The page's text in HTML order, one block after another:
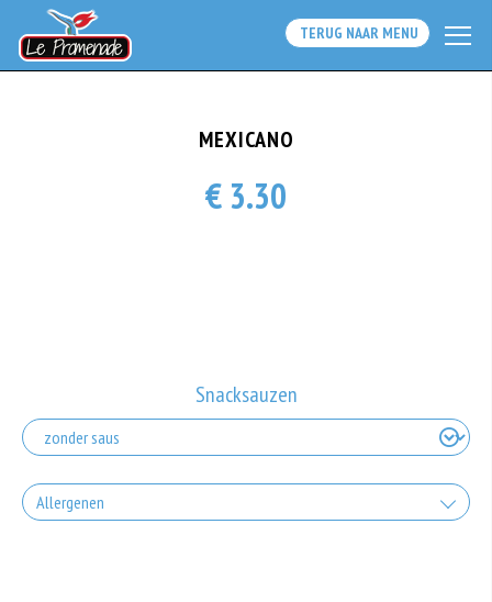
TERUG NAAR MENU
MEXICANO
€ 3.30
Snacksauzen
Allergenen